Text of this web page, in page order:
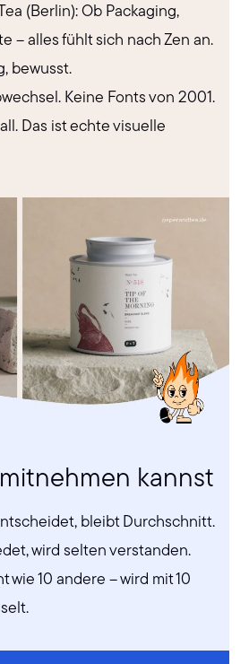
(Berlin): Ob Packaging,
– alles fühlt sich nach Zen an.
bewusst.
Keine Fonts von 2001.
Das ist echte visuelle
kannst
bleibt Durchschnitt.
wird selten verstanden.
wie 10 andere – wird mit 10